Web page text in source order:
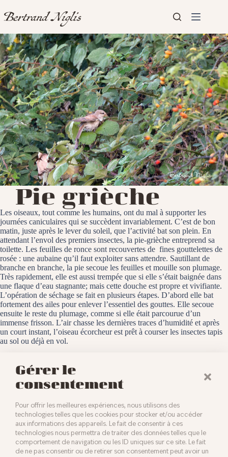
Gérer le
consentement
Pour offrir les meilleures expériences, nous utilisons des
technologies telles que les cookies pour stocker et/ou accéder
aux informations des appareils. Le fait de consentir à ces
technologies nous permettra de traiter des données telles que le
comportement de navigation ou les ID uniques sur ce site. Le fait
de ne pas consentir ou de retirer son consentement peut avoir un
au
contenu
Aucun
résultat
Accueil
Présentation
Articles
Pie grièche
Les oiseaux, tout comme les humains, ont du mal à supporter les
journées caniculaires qui se succèdent invariablement. C’est de bon
matin, juste après le lever du soleil, que l’activité bat son plein. En
attendant l’envol des premiers insectes, la pie-grièche entreprend sa
toilette. Les feuilles de ronce sont recouvertes de fines gouttelettes de
rosée : une aubaine qu’il faut exploiter sans attendre. Sautillant de
branche en branche, la pie secoue les feuilles et mouille son plumage.
Très rapidement, elle est aussi trempée que si elle s’était baignée dans
une flaque d’eau stagnante; mais cette douche est propre et vivifiante.
L’opération de séchage se fait en plusieurs étapes. D’abord elle bat
fortement des ailes pour enlever l’essentiel des gouttes. Elle secoue
ensuite le reste du plumage, comme si elle était parcourue d’un
immense frisson. L’air chasse les dernières traces d’humidité et après
un court instant, l’oiseau écorcheur est prêt à courser les insectes tapis
au sol ou déjà en vol.